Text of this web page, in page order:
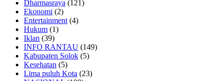
Dharmasraya (121)
Ekonomi (2)
Entertainment (4)
Hukum (1)
Iklan (39)
INFO RANTAU (149)
Kabupaten Solok (5)
Kesehatan (5)
Lima puluh Kota (23)